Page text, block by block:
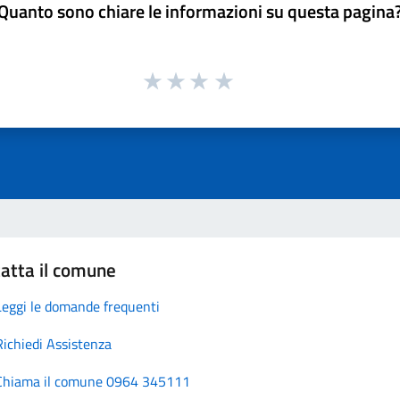
sono chiare le informazioni su questa
il comune
le domande frequenti
Assistenza
il comune 0964 345111